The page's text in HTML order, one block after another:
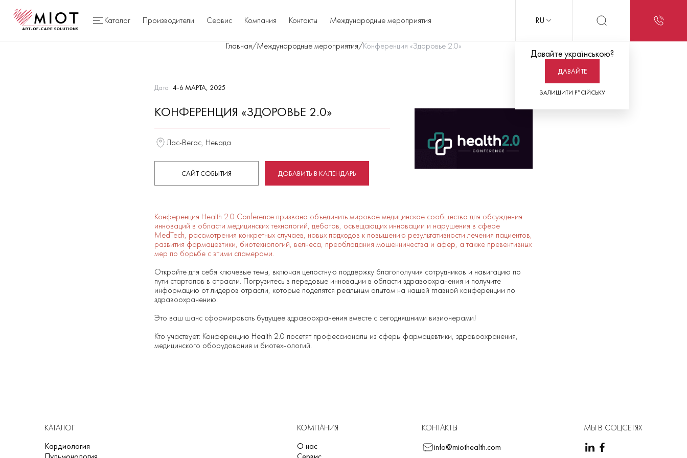
Каталог Производители Сервис Компания Контакты Международные мероприятия RU
Давайте українською?
ДАВАЙТЕ
ЗАЛИШИТИ Р*СІЙСЬКУ
Главная/Международные мероприятия/Конференция «Здоровье 2.0»
Дата 4-6 МАРТА, 2025
КОНФЕРЕНЦИЯ «ЗДОРОВЬЕ 2.0»
Лас-Вегас, Невада
САЙТ СОБЫТИЯ ДОБАВИТЬ В КАЛЕНДАРЬ
Конференция Health 2.0 Conference призвана объединить мировое медицинское сообщество для обсуждения
инноваций в области медицинских технологий, дебатов, освещающих инновации и нарушения в сфере
MedTech, рассмотрения конкретных случаев, новых подходов к повышению результативности лечения пациентов,
развития фармацевтики, биотехнологий, велнеса, преобладания мошенничества и афер, а также превентивных
мер по борьбе с этими спамерами.
Откройте для себя ключевые темы, включая целостную поддержку благополучия сотрудников и навигацию по
пути стартапов в отрасли. Погрузитесь в передовые инновации в области здравоохранения и получите
информацию от лидеров отрасли, которые поделятся реальным опытом на нашей главной конференции по
здравоохранению.
Это ваш шанс сформировать будущее здравоохранения вместе с сегодняшними визионерами!
Кто участвует: Конференцию Health 2.0 посетят профессионалы из сферы фармацевтики, здравоохранения,
медицинского оборудования и биотехнологий.
КАТАЛОГ
Кардиология
КОМПАНИЯ
О нас
КОНТАКТЫ
info@miothealth.com
МЫ В СОЦСЕТЯХ